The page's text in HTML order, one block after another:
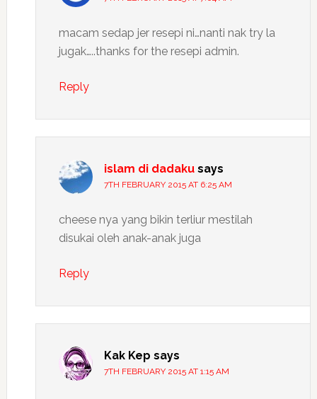
macam sedap jer resepi ni…nanti nak try la
jugak…..thanks for the resepi admin.
Reply
islam di dadaku says
7TH FEBRUARY 2015 AT 6:25 AM
cheese nya yang bikin terliur mestilah
disukai oleh anak-anak juga
Reply
Kak Kep says
7TH FEBRUARY 2015 AT 1:15 AM